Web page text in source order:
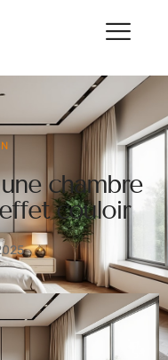
chambre
couloir